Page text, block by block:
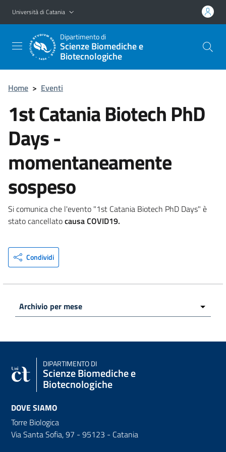
Vai al contenuto principale
Vai al menu di navigazione
Università di Catania
Dipartimento di
Scienze Biomediche e
Biotecnologiche
Home > Eventi
1st Catania Biotech PhD
Days -
momentaneamente
sospeso
Si comunica che l'evento "1st Catania Biotech PhD Days" è
stato cancellatocausa COVID19.
Condividi
DIPARTIMENTO DI
Scienze Biomediche e
Biotecnologiche
DOVE SIAMO
Torre Biologica
Via Santa Sofia, 97 - 95123 - Catania